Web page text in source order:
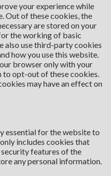
your experience while
Out of these cookies, the
are stored on your
the working of basic
also use third-party cookies
how you use this website.
browser only with your
to opt-out of these cookies.
may have an effect on
essential for the website to
includes cookies that
features of the
any personal information.